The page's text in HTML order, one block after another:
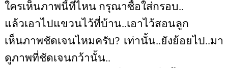
ใครเห็นภาพนี้ที่ไหน กรุณาซื้อใส่กรอบ..
แล้วเอาไปแขวนไว้ที่บ้าน..เอาไว้สอนลูก
เห็นภาพชัดเจนไหมครับ? เท่านั้น..ยังย้อยไป..มา
ดูภาพที่ชัดเจนกว้านั้น..